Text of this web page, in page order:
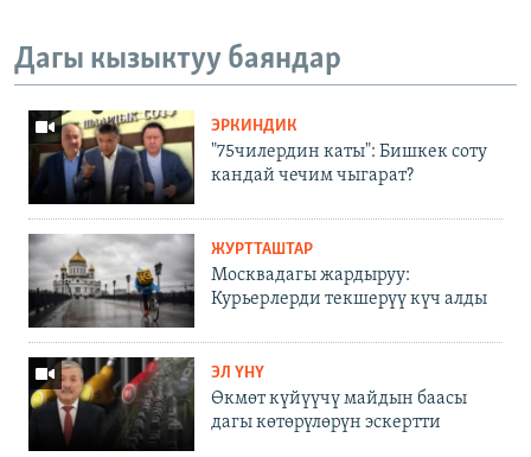
Дагы кызыктуу баяндар
ЭРКИНДИК
"75чилердин каты": Бишкек соту
кандай чечим чыгарат?
ЖУРТТАШТАР
Москвадагы жардыруу:
Курьерлерди текшерүү күч алды
ЭЛ ҮНҮ
Өкмөт күйүүчү майдын баасы
дагы көтөрүлөрүн эскертти